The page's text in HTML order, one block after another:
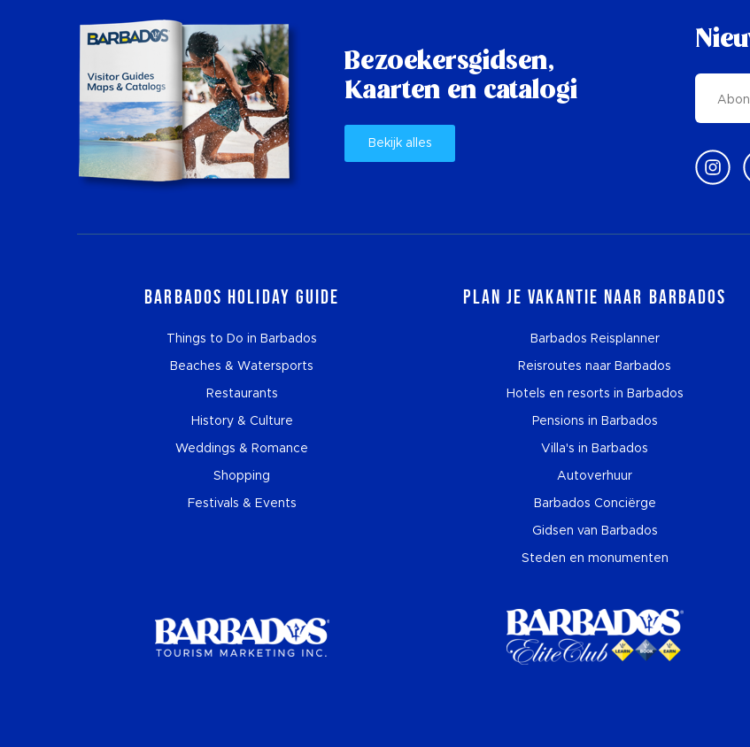
Bezoekersgidsen,
Kaarten en catalogi
Bekijk alles
Barbados Holiday Guide
Things to Do in Barbados
Beaches & Watersports
Restaurants
History & Culture
Weddings & Romance
Shopping
Festivals & Events
Plan je vakantie naar Barbados
Barbados Reisplanner
Reisroutes naar Barbados
Hotels en resorts in Barbados
Pensions in Barbados
Villa's in Barbados
Autoverhuur
Barbados Conciërge
Gidsen van Barbados
Steden en monumenten